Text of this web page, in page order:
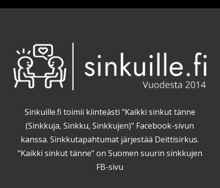
Sinkuille.fi toimii kiinteästi "Kaikki sinkut tänne
(Sinkkuja, Sinkku, Sinkkujen)" Facebook-sivun
kanssa. Sinkkutapahtumat järjestää Deittisirkus.
"Kaikki sinkut tänne" on Suomen suurin sinkkujen
FB-sivu